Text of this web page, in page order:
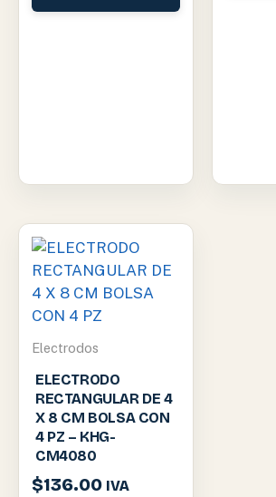
Electrodos
ELECTRODO
RECTANGULAR DE 4
X 8 CM BOLSA CON
4 PZ – KHG-
CM4080
$136.00 IVA